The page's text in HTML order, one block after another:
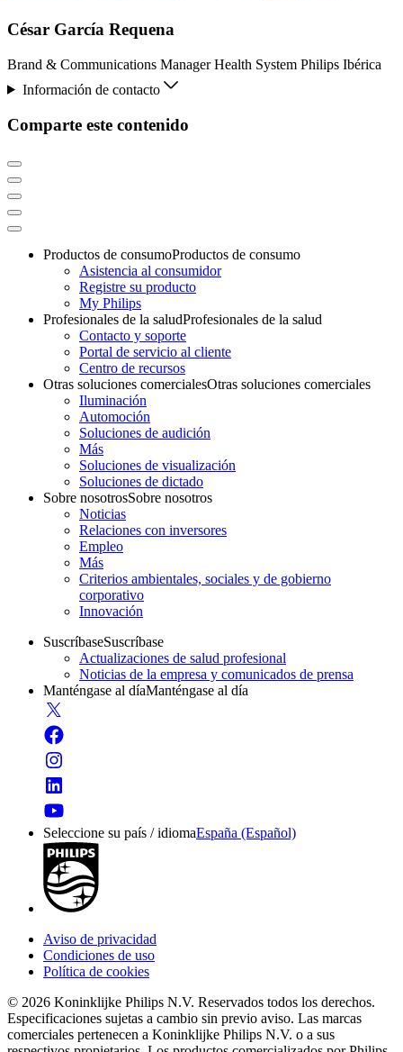
César García Requena
Brand & Communications Manager Health System Philips Ibérica
Información de contacto
Comparte este contenido
Productos de consumoProductos de consumo
Asistencia al consumidor
Registre su producto
My Philips
Profesionales de la saludProfesionales de la salud
Contacto y soporte
Portal de servicio al cliente
Centro de recursos
Otras soluciones comercialesOtras soluciones comerciales
Iluminación
Automoción
Soluciones de audición
Más
Soluciones de visualización
Soluciones de dictado
Sobre nosotrosSobre nosotros
Noticias
Relaciones con inversores
Empleo
Más
Criterios ambientales, sociales y de gobierno
corporativo
Innovación
SuscríbaseSuscríbase
Actualizaciones de salud profesional
Noticias de la empresa y comunicados de prensa
Manténgase al díaManténgase al día
Seleccione su país / idiomaEspaña (Español)
Aviso de privacidad
Condiciones de uso
Política de cookies
© 2026 Koninklijke Philips N.V. Reservados todos los derechos.
Especificaciones sujetas a cambio sin previo aviso. Las marcas
comerciales pertenecen a Koninklijke Philips N.V. o a sus